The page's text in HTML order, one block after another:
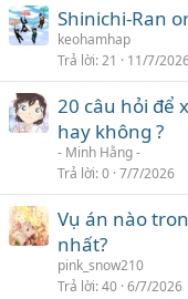
Shinichi-Ran
keohamhap
Trả lời 21 11/7/
20 câu hỏi để
hay không ?
- Minh Hằng -
Trả lời 0 7/7/2026
Vụ án nào
nhất?
pink_snow210
Trả lời 40 6/7/2026